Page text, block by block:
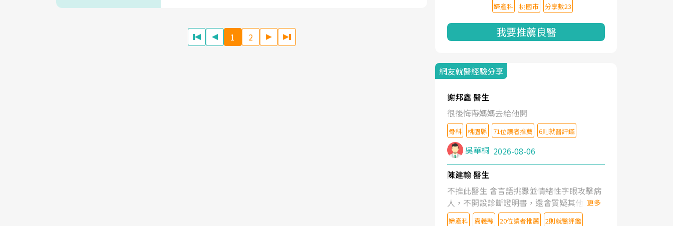
1 2
婦產科 桃園市 分享數23
我要推薦良醫
網友就醫經驗分享
謝邦鑫 醫生
很後悔帶媽媽去給他開
骨科 桃園縣 71位讀者推薦 6則就醫評鑑
吳華桐 2026-08-06
陳建翰 醫生
不推此醫生 會言語挑釁並情緒性字眼攻擊病
人，不開設診斷證明書，還會質疑其他醫生
的判斷！
更多
婦產科 嘉義縣 20位讀者推薦 2則就醫評鑑